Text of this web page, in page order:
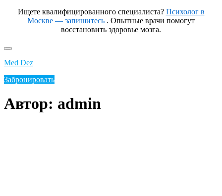
Ищете квалифицированного специалиста? Психолог в
Москве — запишитесь . Опытные врачи помогут
восстановить здоровье мозга.
Перейти
содержимому
Med Dez
Забронировать
Автор: admin